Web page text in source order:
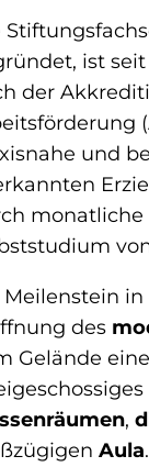
ist seit
der
und
monatliche
Meilenstein
des
Gelände
,
Aula